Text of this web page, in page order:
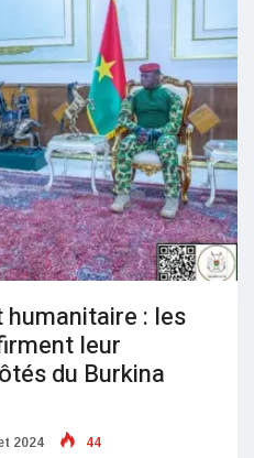
: les
leur
du Burkina
2024 44